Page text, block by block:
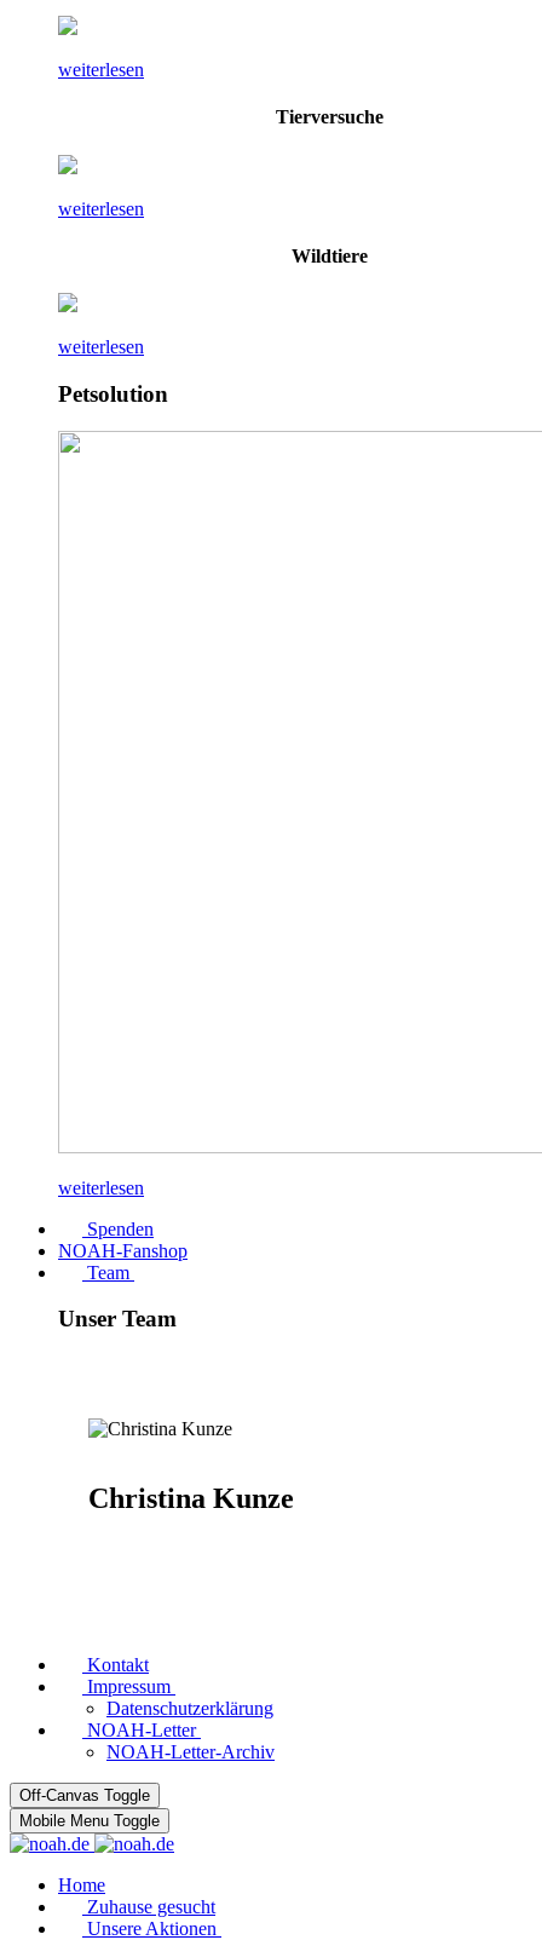
weiterlesen
Tierversuche
weiterlesen
Wildtiere
weiterlesen
Petsolution
weiterlesen
Spenden
NOAH-Fanshop
Team
Unser Team
Christina Kunze
Kontakt
Impressum
Datenschutzerklärung
NOAH-Letter
NOAH-Letter-Archiv
Off-Canvas Toggle
Mobile Menu Toggle
Home
Zuhause gesucht
Unsere Aktionen